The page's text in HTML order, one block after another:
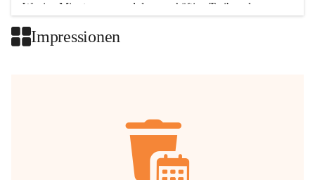
Wenige Minuten nur, und das geschäftige Treiben der
Impressionen